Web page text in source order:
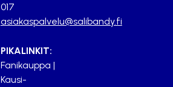
017
asiakaspalvelu@salibandy.fi
PIKALINKIT:
Fanikauppa |
Kausi-